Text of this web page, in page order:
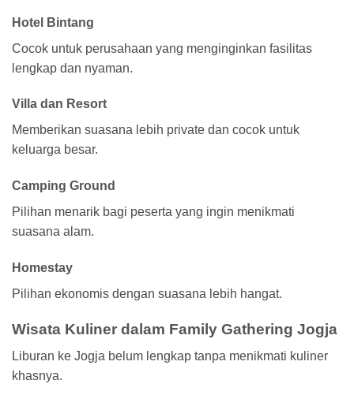
Hotel Bintang
Cocok untuk perusahaan yang menginginkan fasilitas
lengkap dan nyaman.
Villa dan Resort
Memberikan suasana lebih private dan cocok untuk
keluarga besar.
Camping Ground
Pilihan menarik bagi peserta yang ingin menikmati
suasana alam.
Homestay
Pilihan ekonomis dengan suasana lebih hangat.
Wisata Kuliner dalam Family Gathering Jogja
Liburan ke Jogja belum lengkap tanpa menikmati kuliner
khasnya.